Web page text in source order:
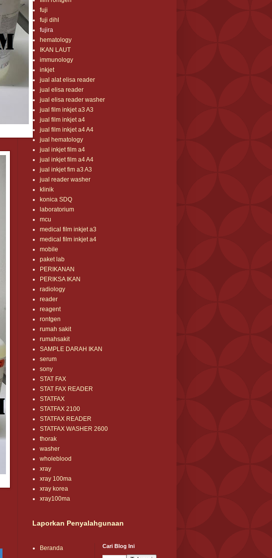
fuji
fuji dihl
fujira
hematology
IKAN LAUT
immunology
inkjet
jual alat elisa reader
jual elisa reader
jual elisa reader washer
jual film inkjet a3 A3
jual film inkjet a4
jual film inkjet a4 A4
jual hematology
jual inkjet film a4
jual inkjet film a4 A4
jual inkjet fim a3 A3
jual reader washer
klinik
konica SDQ
laboratorium
mcu
medical film inkjet a3
medical film inkjet a4
mobile
paket lab
PERIKANAN
PERIKSA IKAN
radiology
reader
reagent
rontgen
rumah sakit
rumahsakit
SAMPLE DARAH IKAN
serum
sony
STAT FAX
STAT FAX READER
STATFAX
STATFAX 2100
STATFAX READER
STATFAX WASHER 2600
thorak
washer
wholeblood
xray
xray 100ma
xray korea
xray100ma
Laporkan Penyalahgunaan
Beranda Cari Blog Ini